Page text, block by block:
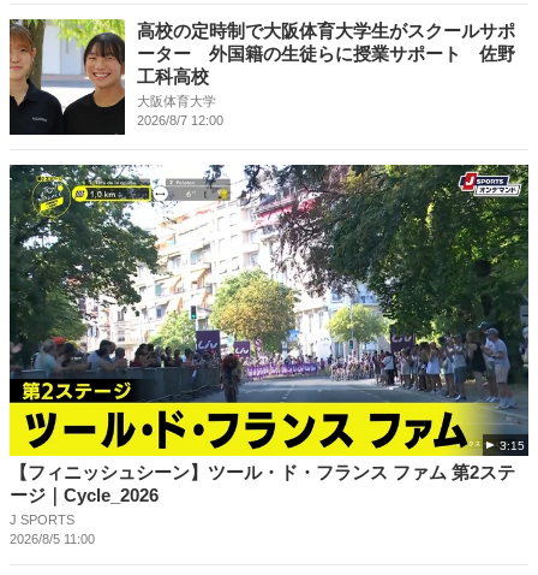
高校の定時制で大阪体育大学生がスクールサポ
ーター 外国籍の生徒らに授業サポート 佐野
工科高校
大阪体育大学
2026/8/7 12:00
3:15
【フィニッシュシーン】ツール・ド・フランス ファム 第2ステ
ージ｜Cycle_2026
J SPORTS
2026/8/5 11:00